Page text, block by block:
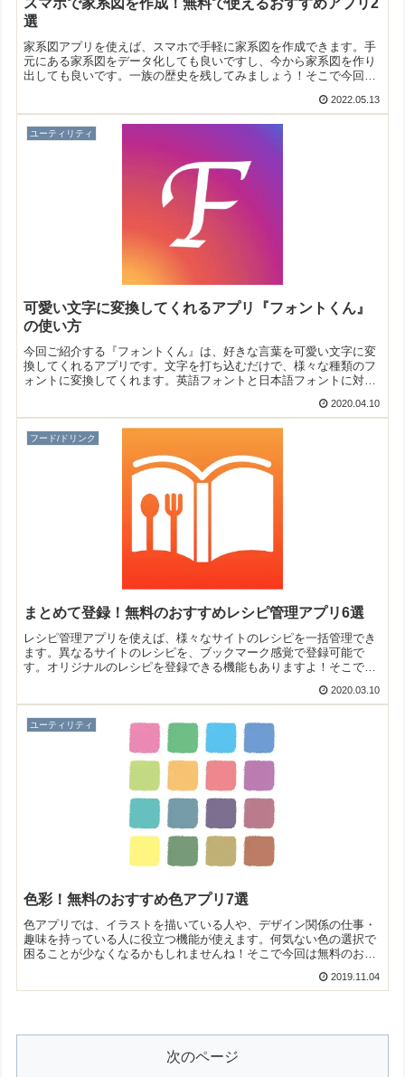
スマホで家系図を作成！無料で使えるおすすめアプリ2
選
家系図アプリを使えば、スマホで手軽に家系図を作成できます。手
元にある家系図をデータ化しても良いですし、今から家系図を作り
出しても良いです。一族の歴史を残してみましょう！そこで今回は
2022.05.13
ユーティリティ
可愛い文字に変換してくれるアプリ『フォントくん』
の使い方
今回ご紹介する『フォントくん』は、好きな言葉を可愛い文字に変
換してくれるアプリです。文字を打ち込むだけで、様々な種類のフ
ォントに変換してくれます。英語フォントと日本語フォントに対応
2020.04.10
フード/ドリンク
まとめて登録！無料のおすすめレシピ管理アプリ6選
レシピ管理アプリを使えば、様々なサイトのレシピを一括管理でき
ます。異なるサイトのレシピを、ブックマーク感覚で登録可能で
す。オリジナルのレシピを登録できる機能もありますよ！そこで今
2020.03.10
ユーティリティ
色彩！無料のおすすめ色アプリ7選
色アプリでは、イラストを描いている人や、デザイン関係の仕事・
趣味を持っている人に役立つ機能が使えます。何気ない色の選択で
困ることが少なくなるかもしれませんね！そこで今回は無料のおす
2019.11.04
次のページ